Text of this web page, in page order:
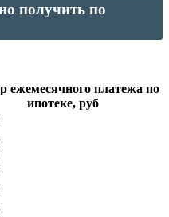
получить по
ежемесячного платежа по
ипотеке, руб